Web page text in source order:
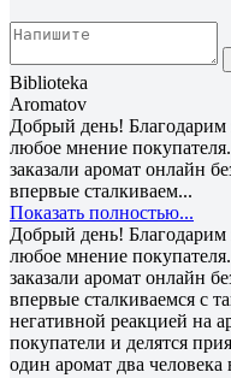
Biblioteka
Aromatov
Добрый день! Благодарим
любое мнение
заказали аромат онлайн
впервые сталкиваем...
Показать полностью...
Добрый день! Благодарим
любое мнение
заказали аромат онлайн
впервые сталкиваемся с
негативной реакцией на
покупатели и делятся
один аромат два человека